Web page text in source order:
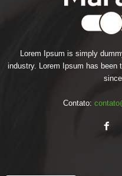
Lorem Ipsum is simply
industry. Lorem Ipsum has been
Contato: